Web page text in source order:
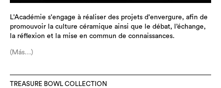
L'Académie s'engage à réaliser des projets d'envergure, afin de
promouvoir la culture céramique ainsi que le débat, l’échange,
la réflexion et la mise en commun de connaissances.
(Más…)
TREASURE BOWL COLLECTION